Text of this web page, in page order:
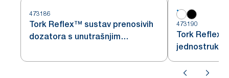
473186
Tork Reflex™ sustav prenosivih
dozatora s unutrašnjim
473190
Tork
jednostrukih
unutrašnjim